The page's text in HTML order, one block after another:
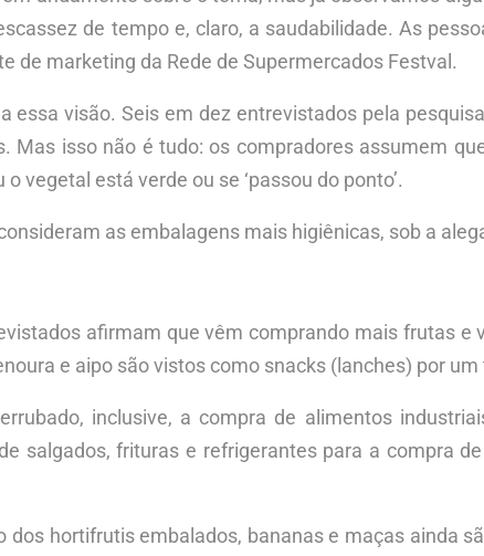
de tempo e, claro, a saudabilidade. As
de marketing da Rede de Supermercados Festval.
essa visão. Seis em dez entrevistados pela
Mas isso não é tudo: os compradores assumem
o vegetal está verde ou se ‘passou do ponto’.
as embalagens mais higiênicas, sob a
afirmam que vêm comprando mais frutas
e aipo são vistos como snacks (lanches) por
inclusive, a compra de alimentos
salgados, frituras e refrigerantes para a compra
dos hortifrutis embalados, bananas e maças ainda